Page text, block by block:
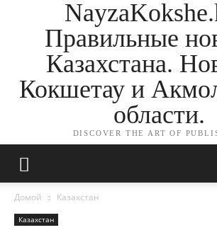
Правильные
Казахстана.
Кокшетау и
области.
DISCOVER THE ART OF
Домой Казахстан
Казахстан